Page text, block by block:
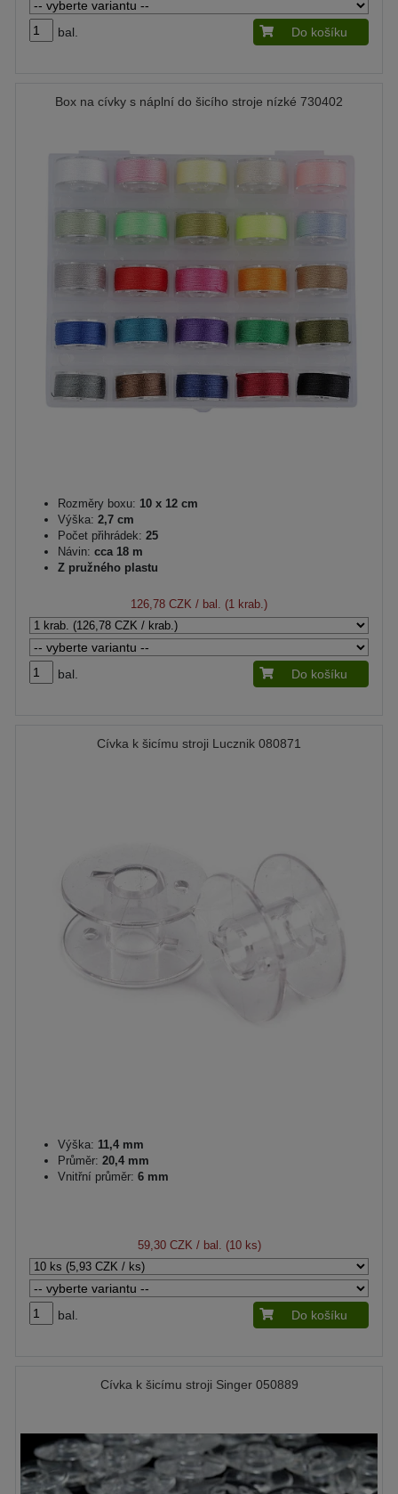
bal. Do košíku
Box na cívky s náplní do šicího stroje nízké 730402
Rozměry boxu: 10 x 12 cm
Výška: 2,7 cm
Počet přihrádek: 25
Návin: cca 18 m
Z pružného plastu
126,78 CZK / bal. (1 krab.)
bal. Do košíku
Cívka k šicímu stroji Lucznik 080871
Výška: 11,4 mm
Průměr: 20,4 mm
Vnitřní průměr: 6 mm
59,30 CZK / bal. (10 ks)
bal. Do košíku
Cívka k šicímu stroji Singer 050889